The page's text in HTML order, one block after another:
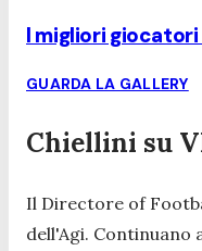
I migliori giocatori
GUARDA LA GALLERY
Chiellini su
Il Directore of
dell'Agi. Continuano